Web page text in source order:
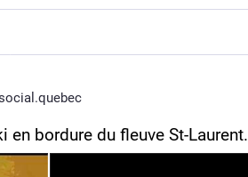
en bordure du fleuve St-Laurent.